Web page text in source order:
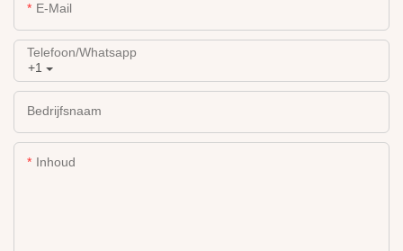
E-Mail
+1
Telefoon/whatsapp
Bedrijfsnaam
Inhoud